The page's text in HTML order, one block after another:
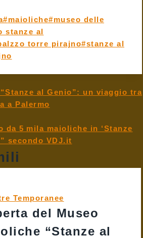
#maioliche#museo delle
stanze al
torre pirajno#stanze al
al Genio”: un viaggio tra
a Palermo
da 5 mila maioliche in ‘Stanze
secondo VDJ.it
Temporanee
del Museo
“Stanze al